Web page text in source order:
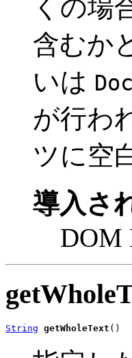
くの場
含むか
いは
が行わ
ツに空
導入さ
DOM
String getWholeText ()